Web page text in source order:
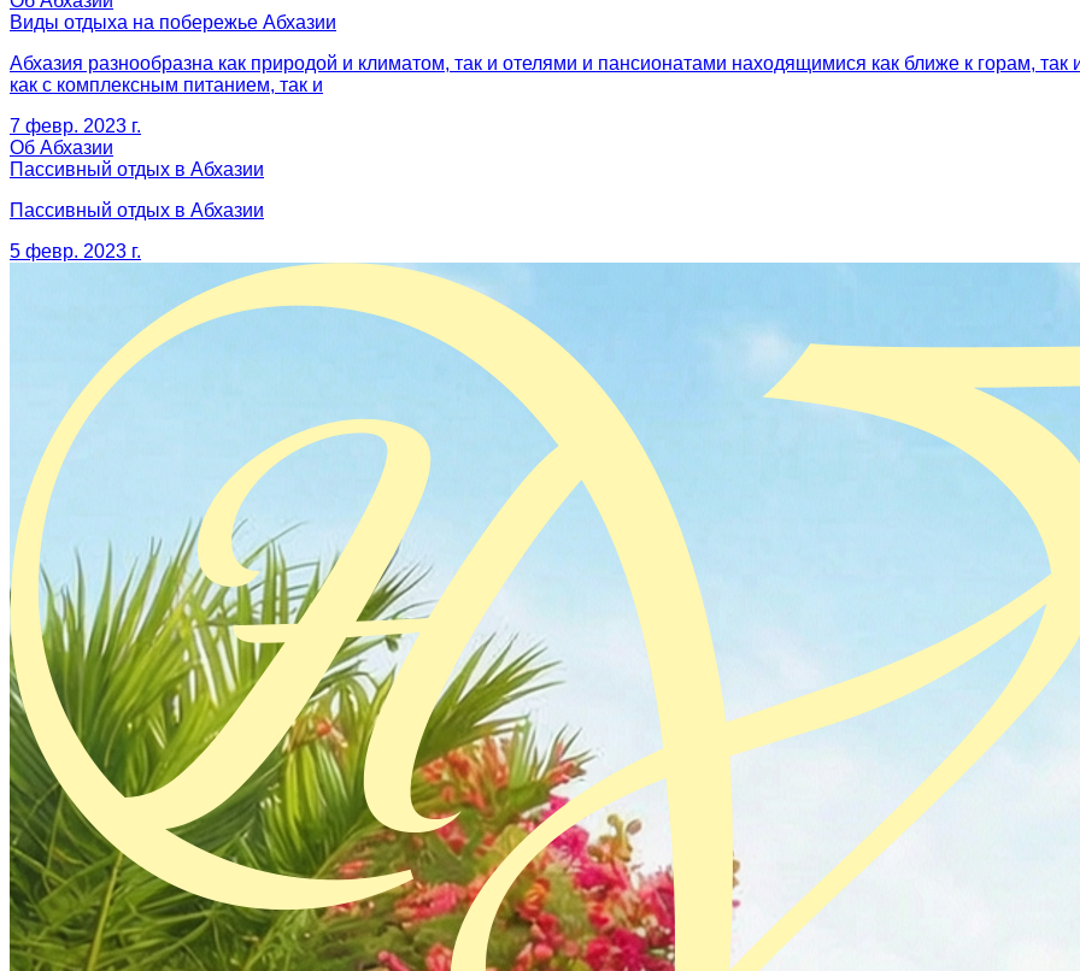
Виды отдыха на побережье Абхазии
Абхазия разнообразна как природой и климатом, так и отелями и пансионатами находящимися как ближе к горам,
как с комплексным питанием, так и
7 февр. 2023 г.
Об Абхазии
Пассивный отдых в Абхазии
Пассивный отдых в Абхазии
5 февр. 2023 г.